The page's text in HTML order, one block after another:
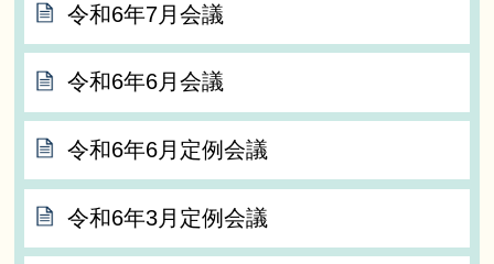
令和6年7月会議
令和6年6月会議
令和6年6月定例会議
令和6年3月定例会議